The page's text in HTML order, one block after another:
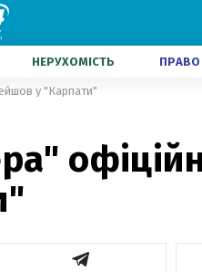
НЕРУХОМІСТЬ ПРАВО
у "Карпати"